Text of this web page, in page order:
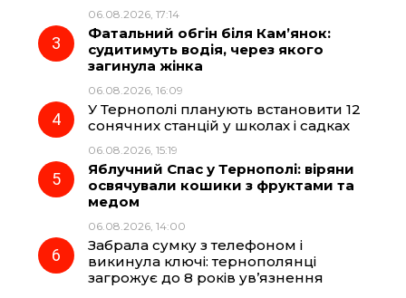
k
a
m
06.08.2026, 17:14
Фатальний обгін біля Кам’янок:
судитимуть водія, через якого
загинула жінка
06.08.2026, 16:09
У Тернополі планують встановити 12
сонячних станцій у школах і садках
06.08.2026, 15:19
Яблучний Спас у Тернополі: віряни
освячували кошики з фруктами та
медом
06.08.2026, 14:00
Забрала сумку з телефоном і
викинула ключі: тернополянці
загрожує до 8 років ув’язнення